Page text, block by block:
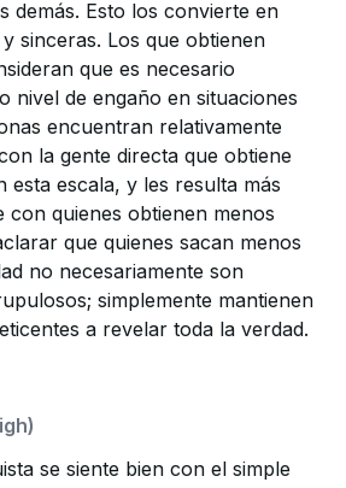
demás. Esto los convierte en
sinceras. Los que obtienen
que es necesario
nivel de engaño en situaciones
encuentran relativamente
la gente directa que obtiene
esta escala, y les resulta más
con quienes obtienen menos
que quienes sacan menos
no necesariamente son
simplemente mantienen
a revelar toda la verdad.
)
se siente bien con el simple